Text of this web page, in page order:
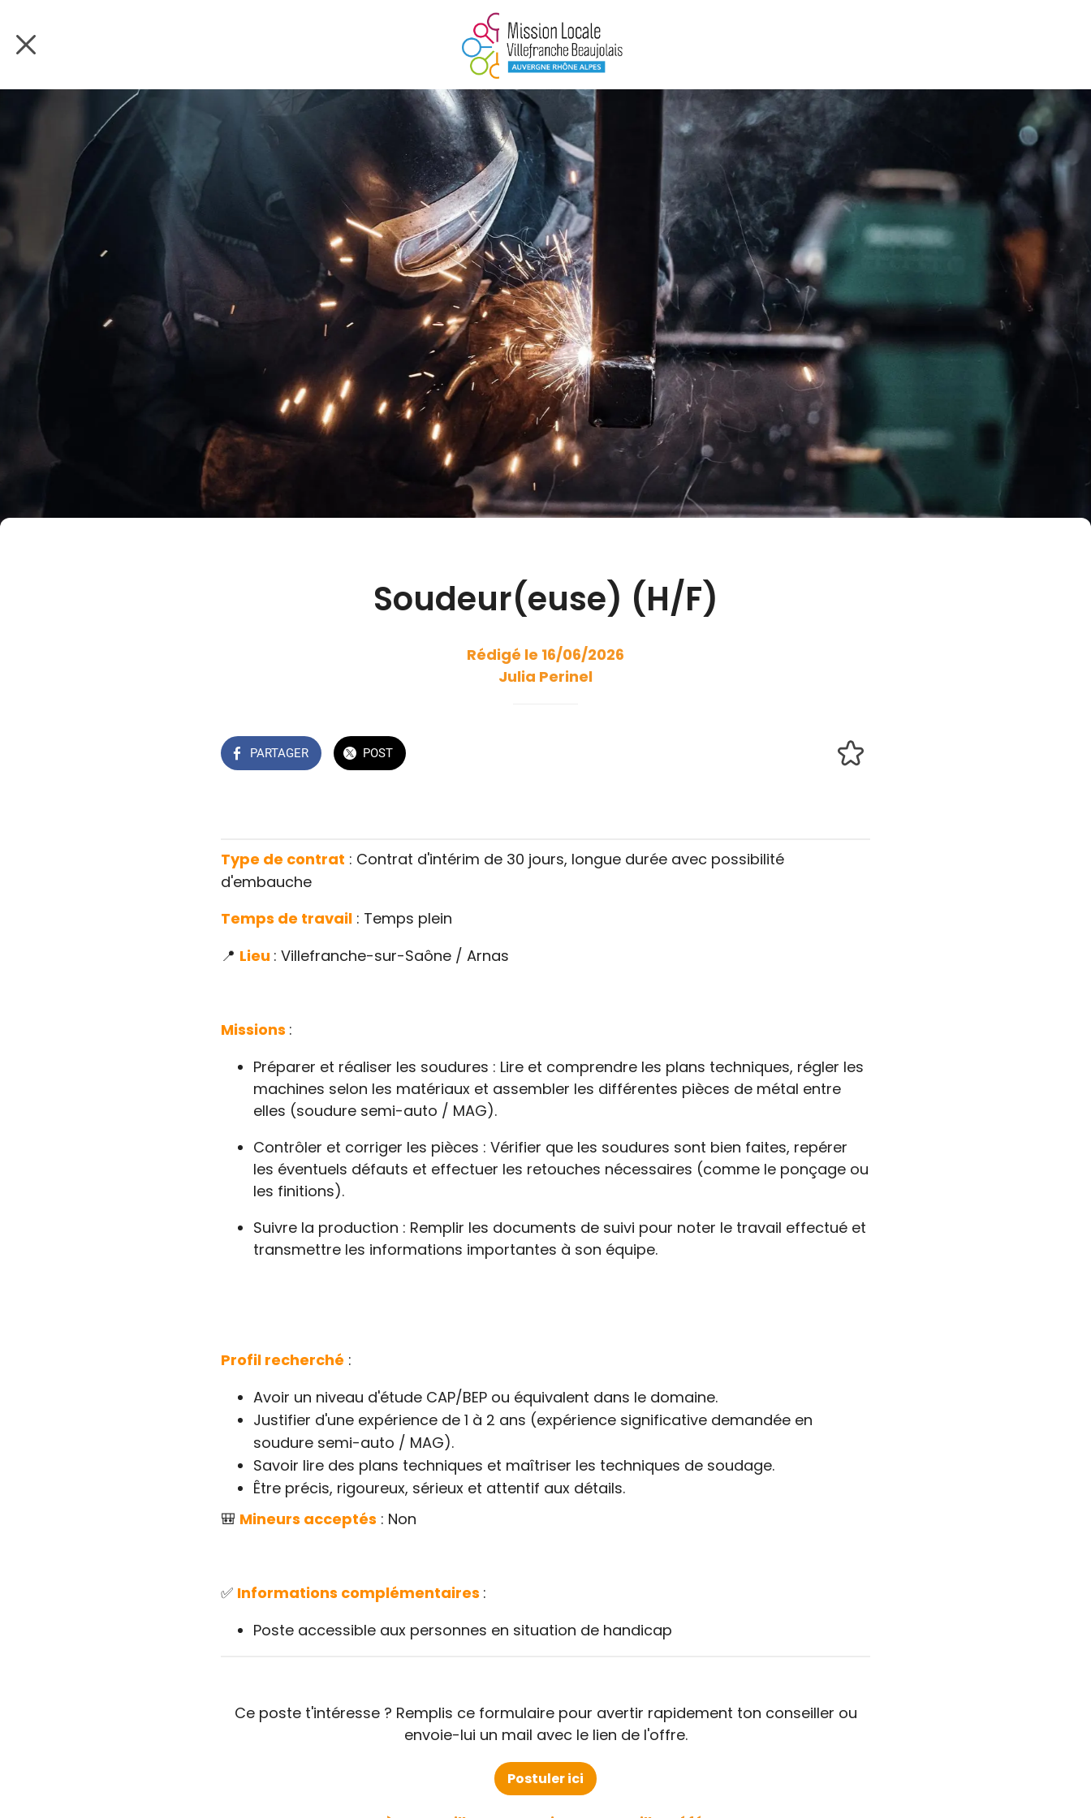
Soudeur(euse) (H/F)
Rédigé le 16/06/2026
Julia Perinel
PARTAGER POST
Type de contrat : Contrat d'intérim de 30 jours, longue durée avec possibilité
d'embauche
Temps de travail : Temps plein
📍 Lieu : Villefranche-sur-Saône / Arnas
Missions :
Préparer et réaliser les soudures : Lire et comprendre les plans techniques, régler les
machines selon les matériaux et assembler les différentes pièces de métal entre
elles (soudure semi-auto / MAG).
Contrôler et corriger les pièces : Vérifier que les soudures sont bien faites, repérer
les éventuels défauts et effectuer les retouches nécessaires (comme le ponçage ou
les finitions).
Suivre la production : Remplir les documents de suivi pour noter le travail effectué et
transmettre les informations importantes à son équipe.
Profil recherché :
Avoir un niveau d'étude CAP/BEP ou équivalent dans le domaine.
Justifier d'une expérience de 1 à 2 ans (expérience significative demandée en
soudure semi-auto / MAG).
Savoir lire des plans techniques et maîtriser les techniques de soudage.
Être précis, rigoureux, sérieux et attentif aux détails.
🎒 Mineurs acceptés : Non
✅ Informations complémentaires :
Poste accessible aux personnes en situation de handicap
Ce poste t'intéresse ? Remplis ce formulaire pour avertir rapidement ton conseiller ou
envoie-lui un mail avec le lien de l'offre.
Postuler ici